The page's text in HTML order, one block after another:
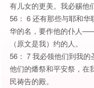
有儿女的更美。我必赐他
56： 6 还有那些与耶和
华的名，要作他的仆人
（原文是我）约的人。
56： 7 我必领他们到我
他们的燔祭和平安祭，在
民祷告的殿。